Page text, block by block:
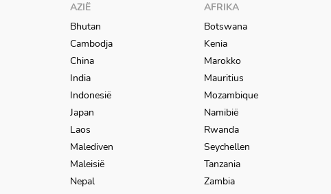
AZIË
Bhutan
Cambodja
China
India
Indonesië
Japan
Laos
Malediven
Maleisië
Nepal
AFRIKA
Botswana
Kenia
Marokko
Mauritius
Mozambique
Namibië
Rwanda
Seychellen
Tanzania
Zambia